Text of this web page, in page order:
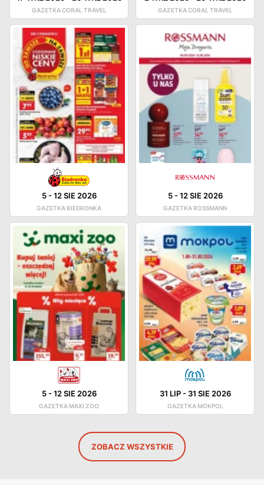
GAZETKA CORAL TRAVEL GAZETKA CORAL TRAVEL
5-12 SIE 2026
GAZETKA BIEDRONKA
5-12 SIE 2026
GAZETKA ROSSMANN
5-12 SIE 2026
GAZETKA MAXI ZOO
31 LIP- 31 SIE 2026
GAZETKA MOKPOL
ZOBACZ WSZYSTKIE